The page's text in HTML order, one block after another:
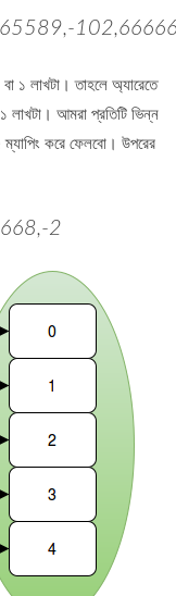
১ লাখটা। তাহলে অ্যারেতে
লাখটা। আমরা প্রতিটি ভিন্ন
করে ফেলবো। উপরের
2